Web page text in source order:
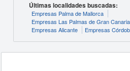
Últimas localidades buscadas:
Empresas Palma de Mallorca
Empresas Las Palmas de Gran Canaria
Empresas Alicante
Empresas